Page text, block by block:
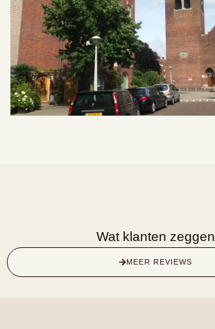
Wat klanten zeggen
MEER REVIEWS